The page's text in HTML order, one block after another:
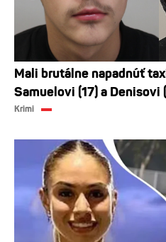
Mali brutálne napadnúť
Samuelovi (17) a Denisovi
Krimi